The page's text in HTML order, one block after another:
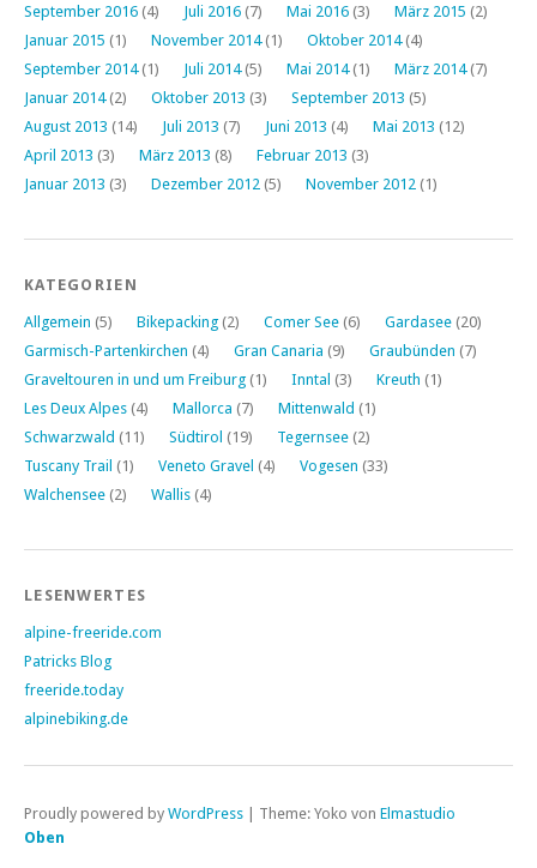
September 2016 (4) Juli 2016 (7) Mai 2016 (3) März 2015 (2)
Januar 2015 (1) November 2014(1) Oktober 2014(4)
September 2014(1) Juli 2014(5) Mai 2014(1) März 2014(7)
Januar 2014(2) Oktober 2013 (3) September 2013 (5)
August 2013 (14) Juli 2013 (7) Juni 2013 (4) Mai 2013 (12)
April 2013 (3) März 2013 (8) Februar 2013 (3)
Januar 2013 (3) Dezember 2012 (5) November 2012 (1)
KATEGORIEN
Allgemein (5) Bikepacking (2) Comer See (6) Gardasee (20)
Garmisch-Partenkirchen (4) Gran Canaria (9) Graubünden (7)
Graveltouren in und um Freiburg (1) Inntal (3) Kreuth (1)
Les Deux Alpes (4) Mallorca (7) Mittenwald (1)
Schwarzwald (11) Südtirol (19) Tegernsee (2)
Tuscany Trail (1) Veneto Gravel (4) Vogesen (33)
Walchensee (2) Wallis (4)
LESENWERTES
alpine-freeride.com
Patricks Blog
freeride.today
alpinebiking.de
Proudly powered by WordPress Theme: Yoko von Elmastudio
Oben